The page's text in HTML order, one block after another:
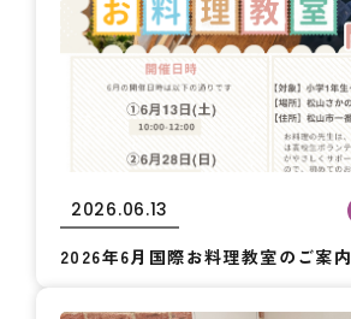
2026.06.13
2026年6月国際お料理教室のご案内